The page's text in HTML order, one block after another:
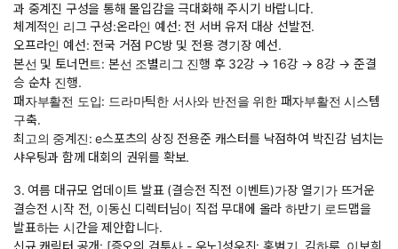
과 중계진 구성을 통해 몰입감을 극대화해 주시기 바랍니다.
체계적인 리그 구성:온라인 예선: 전 서버 유저 대상 선발전.
오프라인 예선: 전국 거점 PC방 및 전용 경기장 예선.
본선 및 토너먼트: 본선 조별리그 진행 후 32강 → 16강 → 8강 → 준결
승 순차 진행.
패자부활전 도입: 드라마틱한 서사와 반전을 위한 패자부활전 시스템
구축.
최고의 중계진: e스포츠의 상징 전용준 캐스터를 낙점하여 박진감 넘치는
샤우팅과 함께 대회의 권위를 확보.
3. 여름 대규모 업데이트 발표 (결승전 직전 이벤트)가장 열기가 뜨거운
결승전 시작 전, 이동신 디렉터님이 직접 무대에 올라 하반기 로드맵을
발표하는 시간을 제안합니다.
신규 캐릭터 공개: [증오의 검투사 - 우노]성우진: 홍범기, 김하루, 이보희